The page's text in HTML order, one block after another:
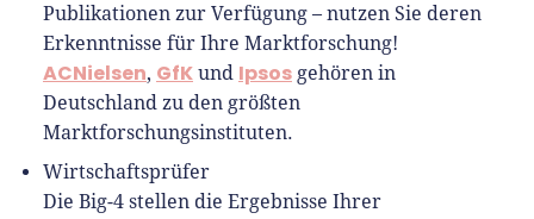
Publikationen zur Verfügung – nutzen Sie deren
Erkenntnisse für Ihre Marktforschung!
ACNielsen, GfK und Ipsos gehören in
Deutschland zu den größten
Marktforschungsinstituten.
Wirtschaftsprüfer
Die Big-4 stellen die Ergebnisse Ihrer